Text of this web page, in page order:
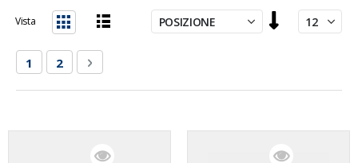
la
Pagina
Attualmente stai leggendo la pagina
1 Pagina
2 Pagina
Successivo
Vista